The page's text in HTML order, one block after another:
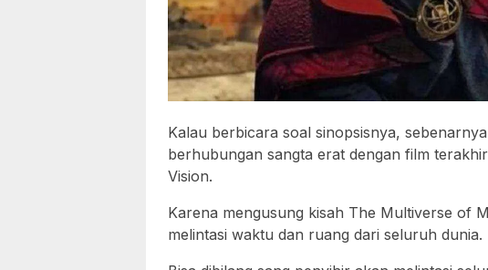
Kalau berbicara soal sinopsisnya,
berhubungan sangta erat dengan film
Vision.
Karena mengusung kisah The Multiverse of
melintasi waktu dan ruang dari seluruh dunia.